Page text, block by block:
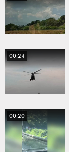
00:24
00:20